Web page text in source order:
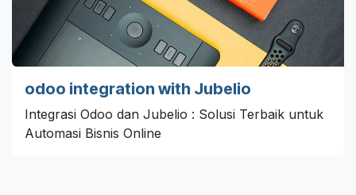
odoo integration with Jubelio
Integrasi Odoo dan Jubelio : Solusi Terbaik untuk
Automasi Bisnis Online